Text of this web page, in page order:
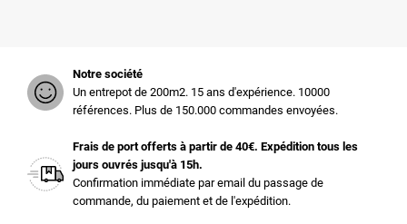
Notre société
Un entrepot de 200m2. 15 ans d'expérience. 10000
références. Plus de 150.000 commandes envoyées.
Frais de port offerts à partir de 40€. Expédition tous les
jours ouvrés jusqu'à 15h.
Confirmation immédiate par email du passage de
commande, du paiement et de l'expédition.